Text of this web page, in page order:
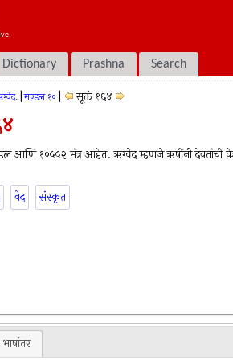
Dictionary Prashna Search
मण्डल १० सूक्तं १६४
आणि १०५५२ मंत्र आहेत. ऋग्वेद म्हणजे ऋषींनी देवतांची
वेद संस्कृत